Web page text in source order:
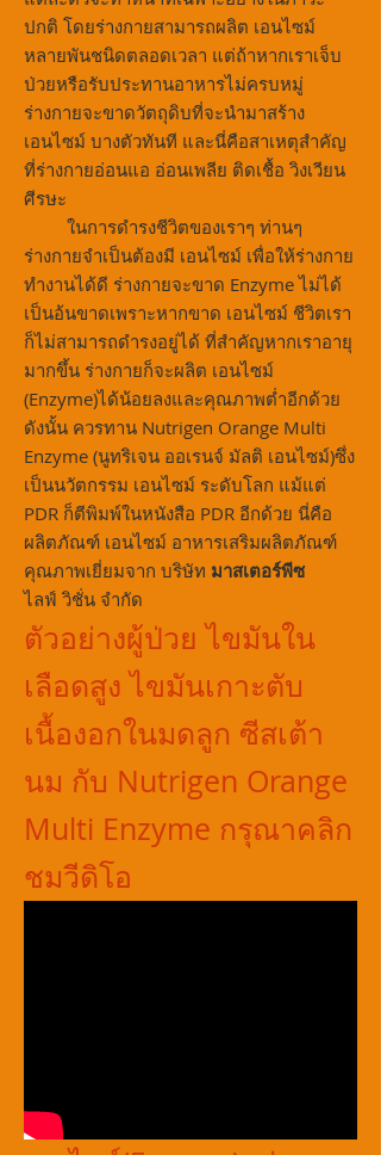
ปกติ โดยร่างกายสามารถผลิต เอนไซม์
หลายพันชนิดตลอดเวลา แต่ถ้าหากเราเจ็บ
ป่วยหรือรับประทานอาหารไม่ครบหมู่
ร่างกายจะขาดวัตถุดิบที่จะนำมาสร้าง
เอนไซม์ บางตัวทันที และนี่คือสาเหตุสำคัญ
ที่ร่างกายอ่อนแอ อ่อนเพลีย ติดเชื้อ วิงเวียน
ศีรษะ
ในการดำรงชีวิตของเราๆ ท่านๆ
ร่างกายจำเป็นต้องมี เอนไซม์ เพื่อให้ร่างกาย
ทำงานได้ดี ร่างกายจะขาด Enzyme ไม่ได้
เป็นอ้นขาดเพราะหากขาด เอนไซม์ ชีวิตเรา
ก็ไม่สามารถดำรงอยู่ได้ ที่สำคัญหากเราอายุ
มากขึ้น ร่างกายก็จะผลิต เอนไซม์
(Enzyme)ได้น้อยลงและคุณภาพต่ำอีกด้วย
ดังนั้น ควรทาน Nutrigen Orange Multi
Enzyme (นูทริเจน ออเรนจ์ มัลติ เอนไซม์)ซึ่ง
เป็นนวัตกรรม เอนไซม์ ระดับโลก แม้แต่
PDR ก็ตีพิมพ์ในหนังสือ PDR อีกด้วย นี่คือ
ผลิตภัณฑ์ เอนไซม์ อาหารเสริมผลิตภัณฑ์
คุณภาพเยี่ยมจาก บริษัท มาสเตอร์พีซ
ไลฟ์ วิชั่น จำกัด
ตัวอย่างผู้ป่วย ไขมันใน
เลือดสูง ไขมันเกาะตับ
เนื้องอกในมดลูก ซีสเต้า
นม กับ Nutrigen Orange
Multi Enzyme กรุณาคลิก
ชมวีดิโอ